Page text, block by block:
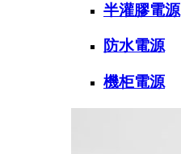
半灌膠電源
防水電源
機柜電源